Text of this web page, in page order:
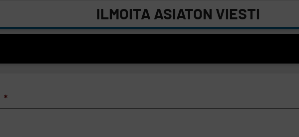
ILMOITA ASIATON VIESTI
*